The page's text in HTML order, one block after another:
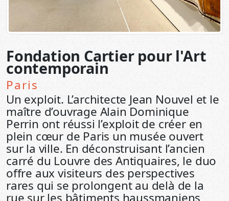
Fondation Cartier pour l'Art
contemporain
Paris
Un exploit. L’architecte Jean Nouvel et le
maître d’ouvrage Alain Dominique
Perrin ont réussi l’exploit de créer en
plein cœur de Paris un musée ouvert
sur la ville. En déconstruisant l’ancien
carré du Louvre des Antiquaires, le duo
offre aux visiteurs des perspectives
rares qui se prolongent au delà de la